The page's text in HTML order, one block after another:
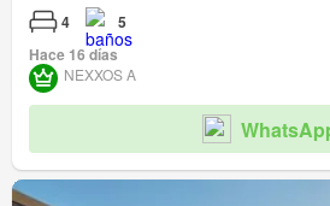
4
5
Hace 16 días
NEXXOS A